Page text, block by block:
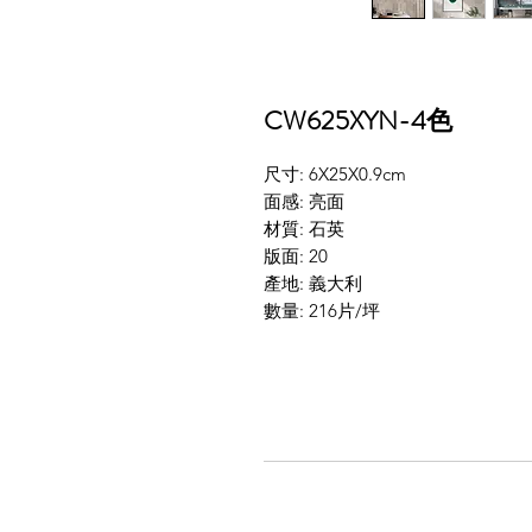
CW625XYN-4色
尺寸: 6X25X0.9cm
面感: 亮面
材質: 石英
版面: 20
產地: 義大利
數量: 216片/坪